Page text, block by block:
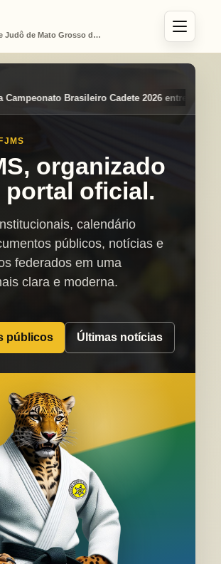
Federação de Judô de Mato Grosso do Sul
entre os destaques nacionais Mato Grosso
organizado
portal oficial.
calendário
públicos, notícias e
federados em uma
clara e moderna.
públicos Últimas notícias